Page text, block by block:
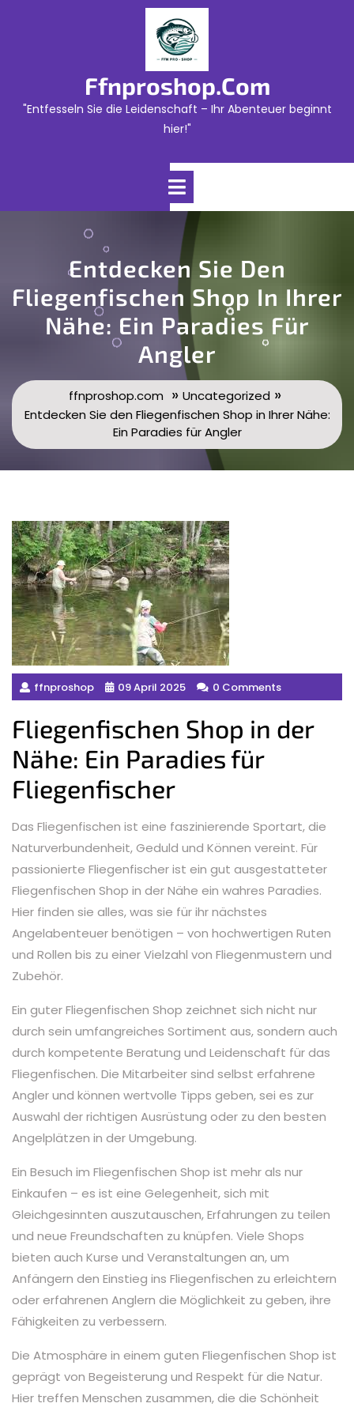
Ffnproshop.com
"Entfesseln Sie die Leidenschaft – Ihr Abenteuer beginnt
hier!"
Open
Entdecken Sie Den
Fliegenfischen Shop In Ihrer
Nähe: Ein Paradies Für
Angler
ffnproshop.com » Uncategorized »
Entdecken Sie den Fliegenfischen Shop in Ihrer Nähe:
Ein Paradies für Angler
ffnproshop 09 April 2025 0 Comments
Fliegenfischen Shop in der
Nähe: Ein Paradies für
Fliegenfischer
Das Fliegenfischen ist eine faszinierende Sportart, die
Naturverbundenheit, Geduld und Können vereint. Für
passionierte Fliegenfischer ist ein gut ausgestatteter
Fliegenfischen Shop in der Nähe ein wahres Paradies.
Hier finden sie alles, was sie für ihr nächstes
Angelabenteuer benötigen – von hochwertigen Ruten
und Rollen bis zu einer Vielzahl von Fliegenmustern und
Zubehör.
Ein guter Fliegenfischen Shop zeichnet sich nicht nur
durch sein umfangreiches Sortiment aus, sondern auch
durch kompetente Beratung und Leidenschaft für das
Fliegenfischen. Die Mitarbeiter sind selbst erfahrene
Angler und können wertvolle Tipps geben, sei es zur
Auswahl der richtigen Ausrüstung oder zu den besten
Angelplätzen in der Umgebung.
Ein Besuch im Fliegenfischen Shop ist mehr als nur
Einkaufen – es ist eine Gelegenheit, sich mit
Gleichgesinnten auszutauschen, Erfahrungen zu teilen
und neue Freundschaften zu knüpfen. Viele Shops
bieten auch Kurse und Veranstaltungen an, um
Anfängern den Einstieg ins Fliegenfischen zu erleichtern
oder erfahrenen Anglern die Möglichkeit zu geben, ihre
Fähigkeiten zu verbessern.
Die Atmosphäre in einem guten Fliegenfischen Shop ist
geprägt von Begeisterung und Respekt für die Natur.
Hier treffen Menschen zusammen, die die Schönheit